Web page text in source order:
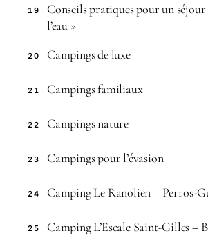
19
Conseils pratiques pour un séjour
l’eau »
20 Campings de luxe
21 Campings familiaux
22 Campings nature
23 Campings pour l’évasion
24 Camping Le Ranolien – Perros-
25 Camping L’Escale Saint-Gilles –